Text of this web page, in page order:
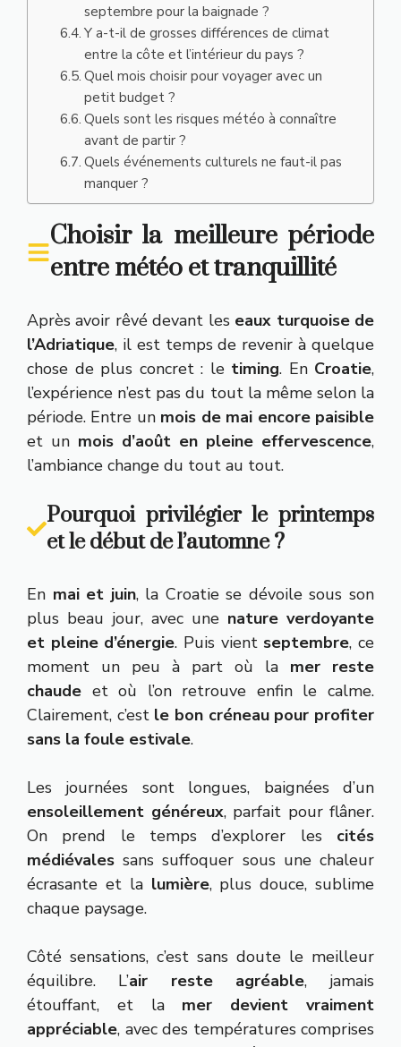
septembre pour la baignade ?
Y a-t-il de grosses différences de climat
entre la côte et l’intérieur du pays ?
Quel mois choisir pour voyager avec un
petit budget ?
Quels sont les risques météo à connaître
avant de partir ?
Quels événements culturels ne faut-il pas
manquer ?
Choisir la meilleure période
entre météo et tranquillité
Après avoir rêvé devant les eaux turquoise de
l’Adriatique, il est temps de revenir à quelque
chose de plus concret : le timing. En Croatie,
l’expérience n’est pas du tout la même selon la
période. Entre un mois de mai encore paisible
et un mois d’août en pleine effervescence,
l’ambiance change du tout au tout.
Pourquoi privilégier le printemps
et le début de l’automne ?
En mai et juin, la Croatie se dévoile sous son
plus beau jour, avec une nature verdoyante
et pleine d’énergie. Puis vient septembre, ce
moment un peu à part où la mer reste
chaude et où l’on retrouve enfin le calme.
Clairement, c’est le bon créneau pour profiter
sans la foule estivale.
Les journées sont longues, baignées d’un
ensoleillement généreux, parfait pour flâner.
On prend le temps d’explorer les cités
médiévales sans suffoquer sous une chaleur
écrasante et la lumière, plus douce, sublime
chaque paysage.
Côté sensations, c’est sans doute le meilleur
équilibre. L’air reste agréable, jamais
étouffant, et la mer devient vraiment
appréciable, avec des températures comprises